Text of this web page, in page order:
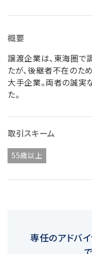
概要
譲渡企業は、東海圏で
たが、後継者不在のた
大手企業。両者の誠実
た。
取引スキーム
55歳以上
専任のアドバ